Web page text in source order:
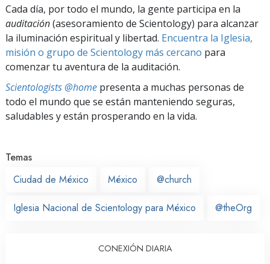
Cada día, por todo el mundo, la gente participa en la
auditación(asesoramiento de Scientology) para alcanzar
la iluminación espiritual y libertad. Encuentra la Iglesia,
misión o grupo de Scientology más cercano para
comenzar tu aventura de la auditación.
Scientologists @home presenta a muchas personas de
todo el mundo que se están manteniendo seguras,
saludables y están prosperando en la vida.
Temas
Ciudad de México
México @church
Iglesia Nacional de Scientology para México @theOrg
CONEXIÓN DIARIA